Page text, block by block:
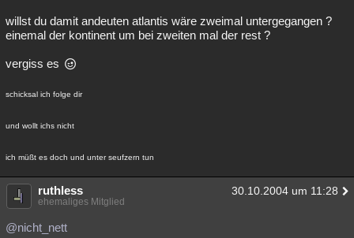
willst du damit andeuten atlantis wäre zweimal untergegangen ?
einemal der kontinent um bei zweiten mal der rest ?
vergiss es
schicksal ich folge dir
und wollt ichs nicht
ich müßt es doch und unter seufzern tun
ruthless 30.10.2004 um 11:28
ehemaliges Mitglied
@nicht_nett